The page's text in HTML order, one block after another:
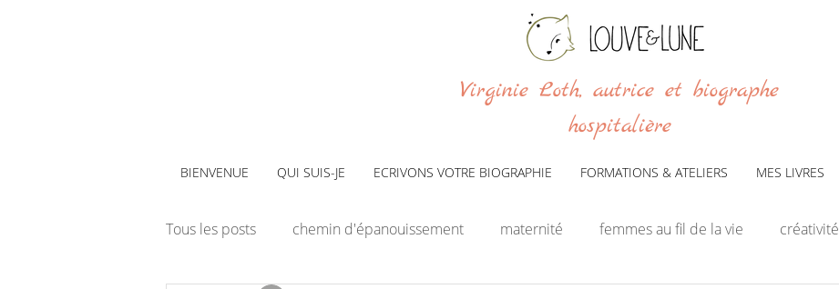
Virginie Loth, autrice et biographe
hospitalière
BIENVENUE QUI SUIS-JE ECRIVONS VOTRE BIOGRAPHIE FORMATIONS & ATELIERS MES LIVRES
Tous les posts chemin d'épanouissement maternité femmes au fil de la vie créativité